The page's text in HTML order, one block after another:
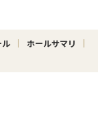
ル
ホールサマリ